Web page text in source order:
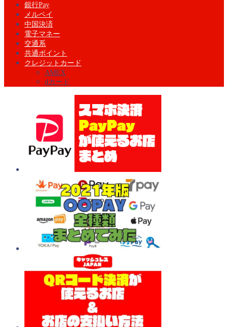
銀行Pay
メルペイ
中国決済
電子マネー
交通系
共通ポイント
クレジットカード
AMEX
dカード